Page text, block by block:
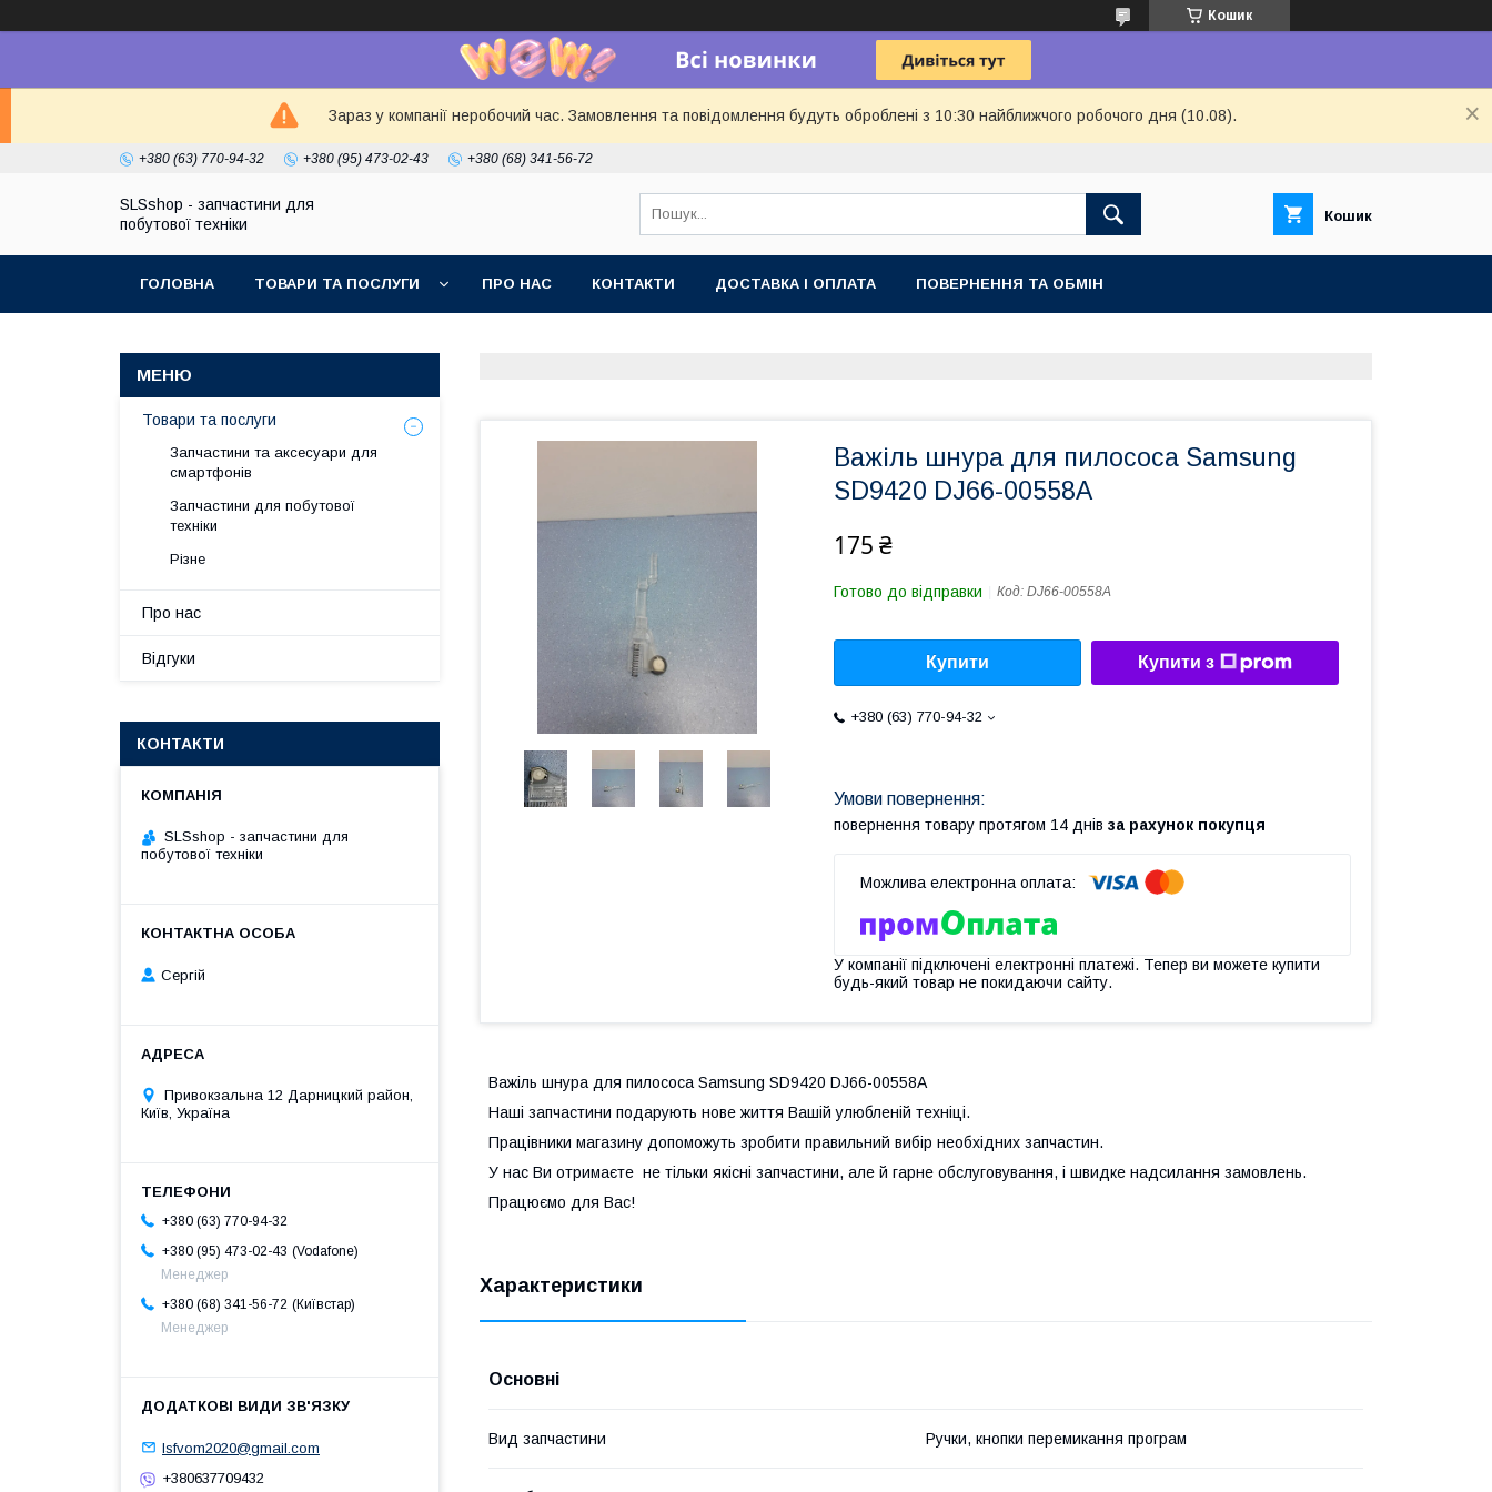
Кошик
Зараз у компанії неробочий час. Замовлення та повідомлення будуть оброблені з 10:30 найближчого робочого дня (10.08).
+380 (63) 770-94-32 +380 (95) 473-02-43 +380 (68) 341-56-72
SLSshop - запчастини для
побутової техніки
Кошик
ГОЛОВНА ТОВАРИ ТА ПОСЛУГИ ПРО НАС КОНТАКТИ ДОСТАВКА І ОПЛАТА ПОВЕРНЕННЯ ТА ОБМІН
Важіль шнура для пилососа Samsung
SD9420 DJ66-00558A
175 ₴
Готово до відправки Код: DJ66-00558A
Купити Купити з
+380 (63) 770-94-32
повернення товару протягом 14 днів за рахунок покупця
У компанії підключені електронні платежі. Тепер ви можете купити
будь-який товар не покидаючи сайту.
Важіль шнура для пилососа Samsung SD9420 DJ66-00558A
Наші запчастини подарують нове життя Вашій улюбленій техніці.
Працівники магазину допоможуть зробити правильний вибір необхідних запчастин.
У нас Ви отримаєте не тільки якісні запчастини, але й гарне обслуговування, і швидке надсилання замовлень.
Працюємо для Вас!
Характеристики
Основні
Вид запчастини Ручки, кнопки перемикання програм
Товари та послуги
Запчастини та аксесуари для
смартфонів
Запчастини для побутової
техніки
Різне
Про нас
Відгуки
КОНТАКТИ
SLSshop - запчастини для
побутової техніки
Сергій
Привокзальна 12 Дарницкий район,
Київ, Україна
+380 (63) 770-94-32
+380 (95) 473-02-43
Vodafone
Менеджер
+380 (68) 341-56-72
Київстар
Менеджер
lsfvom2020@gmail.com
+380637709432